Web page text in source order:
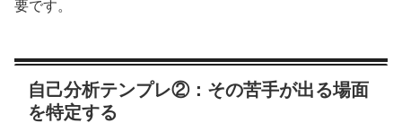
要です。
自己分析テンプレ②：その苦手が出る場面
を特定する